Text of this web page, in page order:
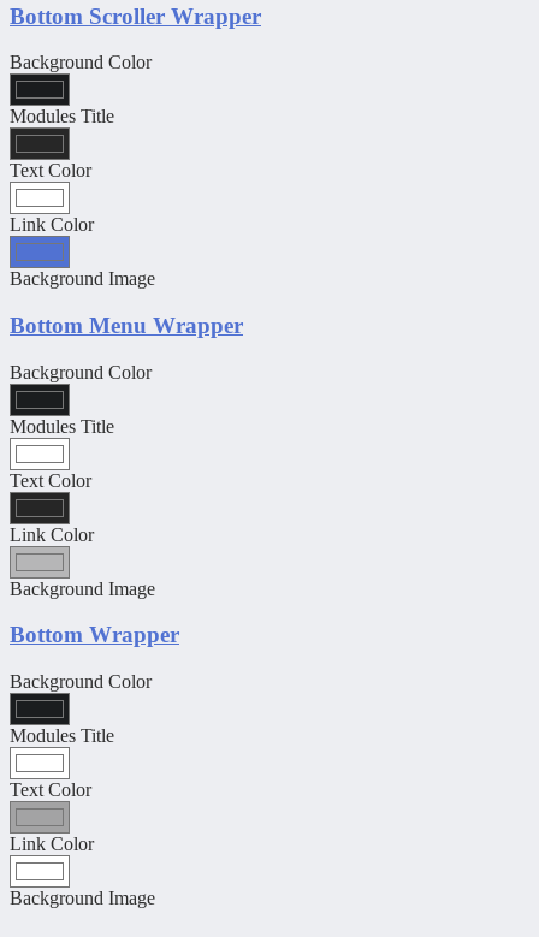
Bottom Scroller Wrapper
Background Color
Modules Title
Text Color
Link Color
Background Image
Bottom Menu Wrapper
Background Color
Modules Title
Text Color
Link Color
Background Image
Bottom Wrapper
Background Color
Modules Title
Text Color
Link Color
Background Image